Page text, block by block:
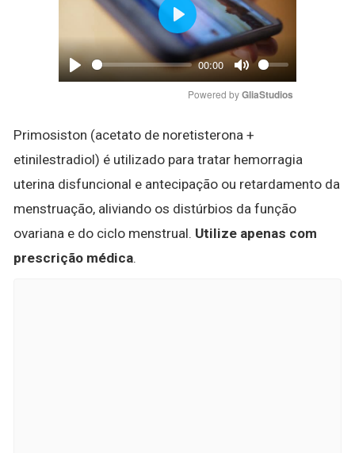
Play
00:00
Mute
Play
Powered by GliaStudios
Primosiston (acetato de noretisterona +
etinilestradiol) é utilizado para tratar hemorragia
uterina disfuncional e antecipação ou retardamento da
menstruação, aliviando os distúrbios da função
ovariana e do ciclo menstrual. Utilize apenas com
prescrição médica.